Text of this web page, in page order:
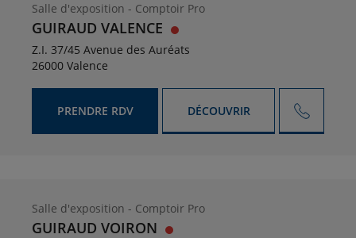
Salle d'exposition - Comptoir Pro
GUIRAUD VALENCE
Z.I. 37/45 Avenue des Auréats
26000 Valence
DÉCOUVRIR
PRENDRE RDV
Salle d'exposition - Comptoir Pro
GUIRAUD VOIRON